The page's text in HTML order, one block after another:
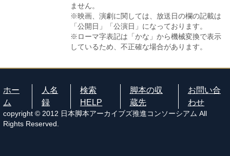
ません。
※映画、演劇に関しては、放送日の欄の記載は
「公開日」「公演日」になっております。
※ローマ字表記は「かな」から機械変換で表示
しているため、不正確な場合があります。
ホー
ム
人名
録
検索
HELP
脚本の収
蔵先
お問い合
わせ
copyright © 2012 日本脚本アーカイブズ推進コンソーシアム All
Rights Reserved.